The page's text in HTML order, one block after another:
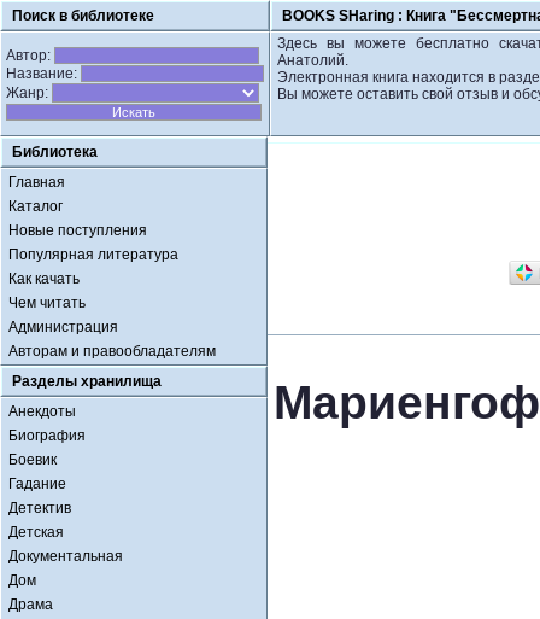
Поиск в библиотеке BOOKS SHaring : Книга
Автор:
Название:
Жанр:
Здесь вы можете бесплатно
Анатолий.
Электронная книга находится в
Вы можете оставить свой отзыв и
Библиотека
Главная
Каталог
Новые поступления
Популярная литература
Как качать
Чем читать
Администрация
Авторам и правообладателям
Разделы хранилища
Анекдоты
Биография
Боевик
Гадание
Детектив
Детская
Документальная
Дом
Драма